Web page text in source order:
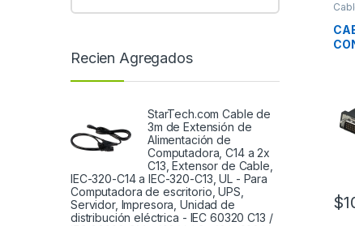
$
Recien Agregados
StarTech.com Cable de
3m de Extensión de
Alimentación de
Computadora, C14 a 2x
C13, Extensor de Cable,
IEC-320-C14 a IEC-320-C13, UL - Para
Computadora de escritorio, UPS,
Servidor, Impresora, Unidad de
distribución eléctrica - IEC 60320 C13 /